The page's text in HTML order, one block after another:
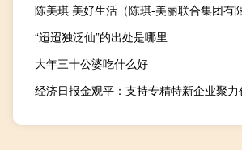
陈美琪 美好生活（陈琪-美丽联合集团有
“迢迢独泛仙”的出处是哪里
大年三十公婆吃什么好
经济日报金观平：支持专精特新企业聚力